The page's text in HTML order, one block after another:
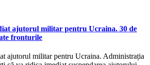
ajutorul militar pentru Ucraina. 30 de
fronturile
ajutorul militar pentru Ucraina. Administrația